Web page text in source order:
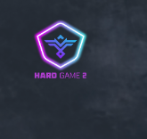
contenido